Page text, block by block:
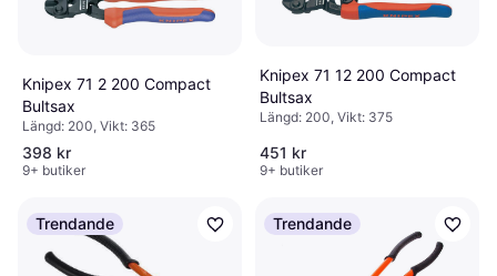
Knipex 71 2 200 Compact
Bultsax
Längd: 200, Vikt: 365
398 kr
9+ butiker
Knipex 71 12 200 Compact
Bultsax
Längd: 200, Vikt: 375
451 kr
9+ butiker
Trendande Trendande